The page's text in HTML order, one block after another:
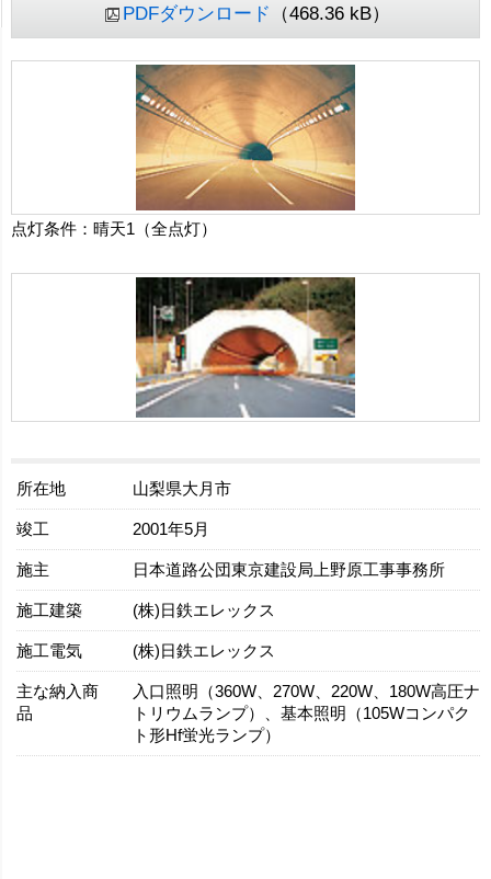
PDFダウンロード （468.36 kB）
点灯条件：晴天1（全点灯）
所在地 山梨県大月市
竣工 2001年5月
施主 日本道路公団東京建設局上野原工事事務所
施工建築 (株)日鉄エレックス
施工電気 (株)日鉄エレックス
主な納入商
品
入口照明（360W、270W、220W、180W高圧ナ
トリウムランプ）、基本照明（105Wコンパク
ト形Hf蛍光ランプ）